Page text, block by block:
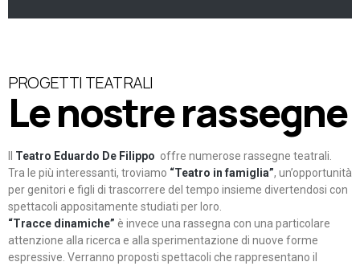
PROGETTI TEATRALI
Le nostre rassegne
Teatro Eduardo De Filippo offre numerose rassegne teatrali.
Tra le più interessanti, troviamo “Teatro in famiglia”, un’opportunità
per genitori e figli di trascorrere del tempo insieme divertendosi con
spettacoli appositamente studiati per loro.
“Tracce dinamiche” è invece una rassegna con una particolare
attenzione alla ricerca e alla sperimentazione di nuove forme
espressive. Verranno proposti spettacoli che rappresentano il